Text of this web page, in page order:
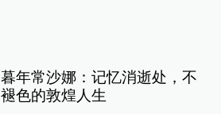
暮年常沙娜：记忆消逝处，不
褪色的敦煌人生